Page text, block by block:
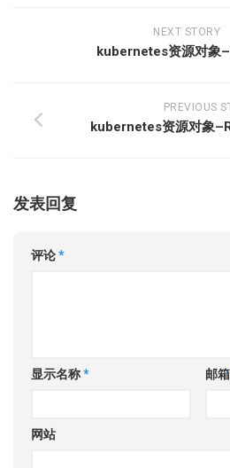
NEXT STORY
kubernetes资源对象
PREVIOUS
kubernetes资源对象
发表回复
评论*
显示名称* 邮箱
网站